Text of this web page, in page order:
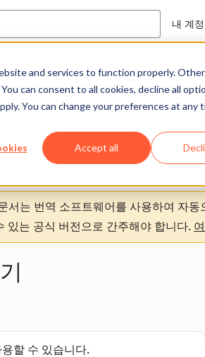
and services to function properly.
can consent to all cookies, decline all
You can change your preferences at any
Accept all
내 계
도움말 센터 문서
서는 번역 소프트웨어를 사용하여 자
있는 공식 버전으로 간주해야 합니다.
할 수 있습니다.